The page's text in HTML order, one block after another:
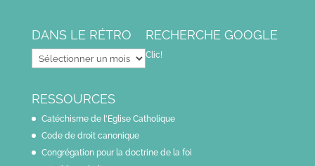
DANS LE RÉTRO
Dans
le
RECHERCHE GOOGLE
Clic!
RESSOURCES
Catéchisme de l'Eglise Catholique
Code de droit canonique
Congrégation pour la doctrine de la foi